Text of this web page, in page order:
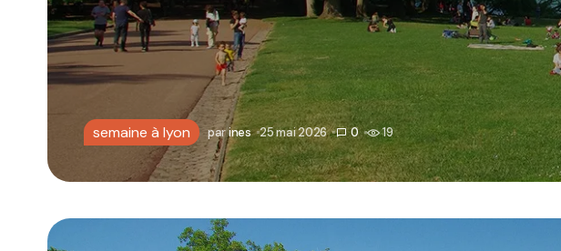
semaine à lyon parines 25 mai 2026 0 19